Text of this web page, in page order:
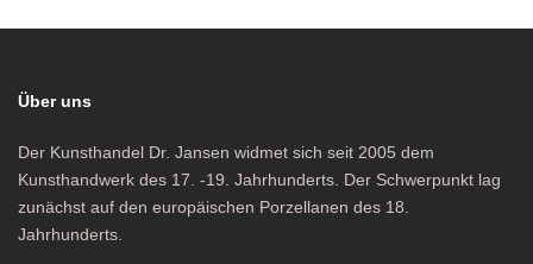
Über uns
Der Kunsthandel Dr. Jansen widmet sich seit 2005 dem
Kunsthandwerk des 17. -19. Jahrhunderts. Der Schwerpunkt lag
zunächst auf den europäischen Porzellanen des 18.
Jahrhunderts.